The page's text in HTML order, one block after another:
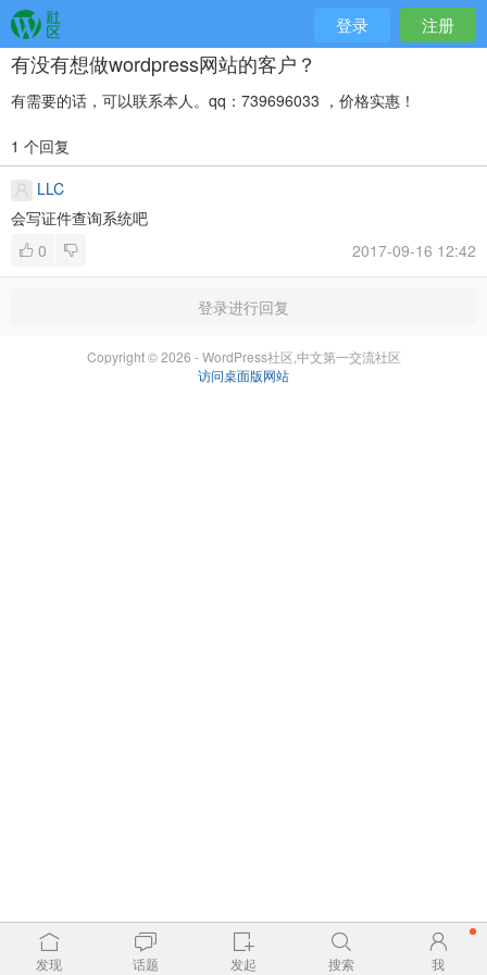
登录 注册
有没有想做wordpress网站的客户？
有需要的话，可以联系本人。qq：739696033 ，价格实惠！
1 个回复
LLC
会写证件查询系统吧
0
2017-09-16 12:42
登录进行回复
Copyright © 2026 - WordPress社区,中文第一交流社区
访问桌面版网站
发现 话题 发起 搜索 我